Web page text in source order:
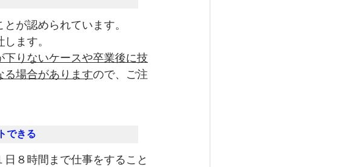
が認められています。
します。
下りないケースや卒業後に技
る場合がありますので、ご注
できる
８時間まで仕事をすること